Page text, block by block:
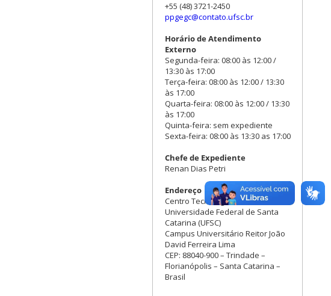
+55 (48) 3721-2450
ppgegc@contato.ufsc.br
Horário de Atendimento
Externo
Segunda-feira: 08:00 às 12:00 /
13:30 às 17:00
Terça-feira: 08:00 às 12:00 / 13:30
às 17:00
Quarta-feira: 08:00 às 12:00 / 13:30
às 17:00
Quinta-feira: sem expediente
Sexta-feira: 08:00 às 13:30 as 17:00
Chefe de Expediente
Renan Dias Petri
Endereço
Centro Tecnológico (CTC) –
Universidade Federal de Santa
Catarina (UFSC)
Campus Universitário Reitor João
David Ferreira Lima
CEP: 88040-900 – Trindade –
Florianópolis – Santa Catarina –
Brasil